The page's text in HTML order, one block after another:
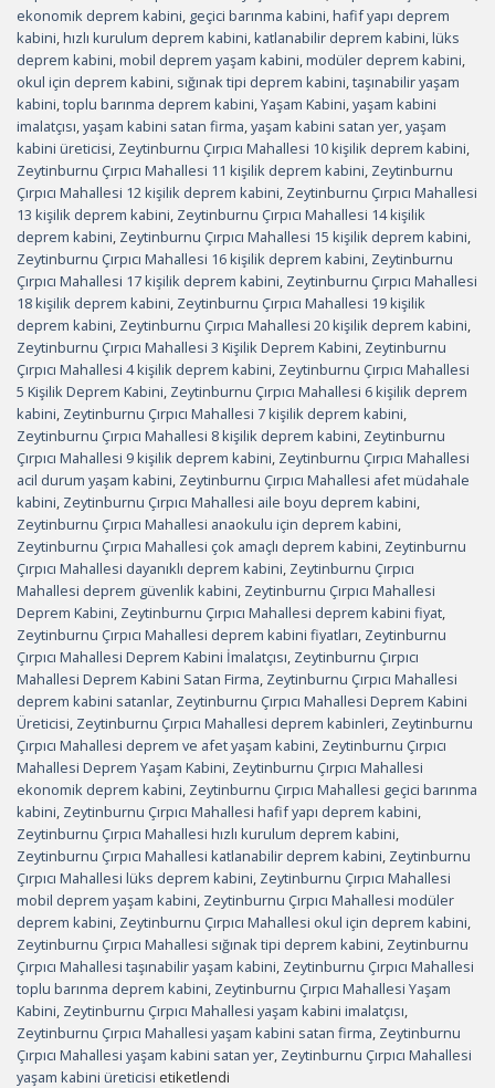
ekonomik deprem kabini, geçici barınma kabini,hafif yapı deprem
kabini,hızlı kurulum deprem kabini,katlanabilir deprem kabini,lüks
deprem kabini,mobil deprem yaşam kabini,modüler deprem kabini,
okul için deprem kabini, sığınak tipi deprem kabini,taşınabilir yaşam
kabini,toplu barınma deprem kabini,Yaşam Kabini,yaşam kabini
imalatçısı,yaşam kabini satan firma,yaşam kabini satan yer,yaşam
kabini üreticisi, Zeytinburnu Çırpıcı Mahallesi 10 kişilik deprem kabini,
Zeytinburnu Çırpıcı Mahallesi 11 kişilik deprem kabini, Zeytinburnu
Çırpıcı Mahallesi 12 kişilik deprem kabini, Zeytinburnu Çırpıcı Mahallesi
13 kişilik deprem kabini, Zeytinburnu Çırpıcı Mahallesi 14 kişilik
deprem kabini, Zeytinburnu Çırpıcı Mahallesi 15 kişilik deprem kabini,
Zeytinburnu Çırpıcı Mahallesi 16 kişilik deprem kabini, Zeytinburnu
Çırpıcı Mahallesi 17 kişilik deprem kabini, Zeytinburnu Çırpıcı Mahallesi
18 kişilik deprem kabini, Zeytinburnu Çırpıcı Mahallesi 19 kişilik
deprem kabini, Zeytinburnu Çırpıcı Mahallesi 20 kişilik deprem kabini,
Zeytinburnu Çırpıcı Mahallesi 3 Kişilik Deprem Kabini, Zeytinburnu
Çırpıcı Mahallesi 4 kişilik deprem kabini, Zeytinburnu Çırpıcı Mahallesi
5 Kişilik Deprem Kabini, Zeytinburnu Çırpıcı Mahallesi 6 kişilik deprem
kabini, Zeytinburnu Çırpıcı Mahallesi 7 kişilik deprem kabini,
Zeytinburnu Çırpıcı Mahallesi 8 kişilik deprem kabini, Zeytinburnu
Çırpıcı Mahallesi 9 kişilik deprem kabini, Zeytinburnu Çırpıcı Mahallesi
acil durum yaşam kabini, Zeytinburnu Çırpıcı Mahallesi afet müdahale
kabini, Zeytinburnu Çırpıcı Mahallesi aile boyu deprem kabini,
Zeytinburnu Çırpıcı Mahallesi anaokulu için deprem kabini,
Zeytinburnu Çırpıcı Mahallesi çok amaçlı deprem kabini, Zeytinburnu
Çırpıcı Mahallesi dayanıklı deprem kabini, Zeytinburnu Çırpıcı
Mahallesi deprem güvenlik kabini, Zeytinburnu Çırpıcı Mahallesi
Deprem Kabini, Zeytinburnu Çırpıcı Mahallesi deprem kabini fiyat,
Zeytinburnu Çırpıcı Mahallesi deprem kabini fiyatları, Zeytinburnu
Çırpıcı Mahallesi Deprem Kabini İmalatçısı, Zeytinburnu Çırpıcı
Mahallesi Deprem Kabini Satan Firma, Zeytinburnu Çırpıcı Mahallesi
deprem kabini satanlar, Zeytinburnu Çırpıcı Mahallesi Deprem Kabini
Üreticisi, Zeytinburnu Çırpıcı Mahallesi deprem kabinleri, Zeytinburnu
Çırpıcı Mahallesi deprem ve afet yaşam kabini, Zeytinburnu Çırpıcı
Mahallesi Deprem Yaşam Kabini, Zeytinburnu Çırpıcı Mahallesi
ekonomik deprem kabini, Zeytinburnu Çırpıcı Mahallesi geçici barınma
kabini, Zeytinburnu Çırpıcı Mahallesi hafif yapı deprem kabini,
Zeytinburnu Çırpıcı Mahallesi hızlı kurulum deprem kabini,
Zeytinburnu Çırpıcı Mahallesi katlanabilir deprem kabini, Zeytinburnu
Çırpıcı Mahallesi lüks deprem kabini, Zeytinburnu Çırpıcı Mahallesi
mobil deprem yaşam kabini, Zeytinburnu Çırpıcı Mahallesi modüler
deprem kabini, Zeytinburnu Çırpıcı Mahallesi okul için deprem kabini,
Zeytinburnu Çırpıcı Mahallesi sığınak tipi deprem kabini, Zeytinburnu
Çırpıcı Mahallesi taşınabilir yaşam kabini, Zeytinburnu Çırpıcı Mahallesi
toplu barınma deprem kabini, Zeytinburnu Çırpıcı Mahallesi Yaşam
Kabini, Zeytinburnu Çırpıcı Mahallesi yaşam kabini imalatçısı,
Zeytinburnu Çırpıcı Mahallesi yaşam kabini satan firma, Zeytinburnu
Çırpıcı Mahallesi yaşam kabini satan yer, Zeytinburnu Çırpıcı Mahallesi
yaşam kabini üreticisi etiketlendi